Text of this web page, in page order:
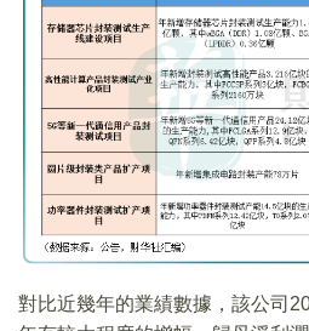
對比近幾年的業績數據，該公司